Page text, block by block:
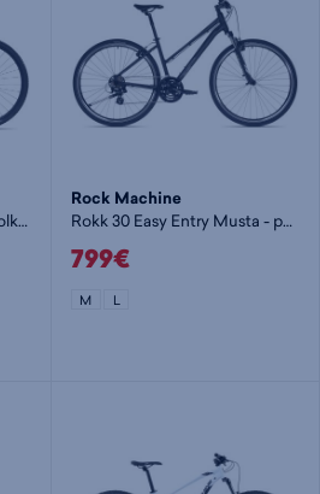
Lukk 20 Flatbar Harmaa - polkupyörä
Rock Machine
Rokk 30 Easy Entry Musta - polkupyörä
799€
M L